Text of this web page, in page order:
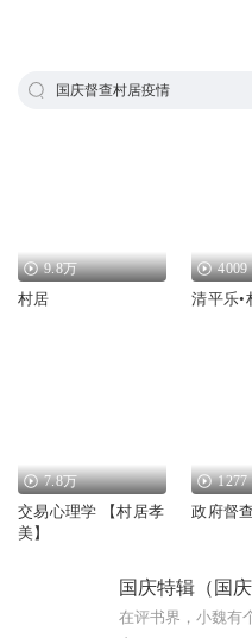
国庆督查村居疫情
9.8万
村居
4009
清平乐•
7.8万
交易心理学 【村居孝
美】
1277
政府督
国庆特辑（国庆